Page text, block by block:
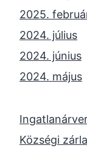
2025.
2024. július
2024. június
2024. május
2023.
2023.
Községi